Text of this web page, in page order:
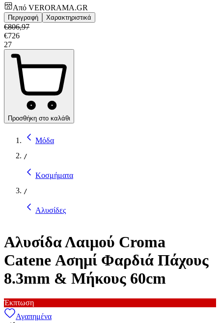
Από VERORAMA.GR
Περιγραφή Χαρακτηριστικά
€806,97
€726
27
Προσθήκη στο καλάθι
Μόδα
/
Κοσμήματα
/
Αλυσίδες
Αλυσίδα Λαιμού Croma
Catene Ασημί Φαρδιά Πάχους
8.3mm & Μήκους 60cm
Έκπτωση
Αγαπημένα